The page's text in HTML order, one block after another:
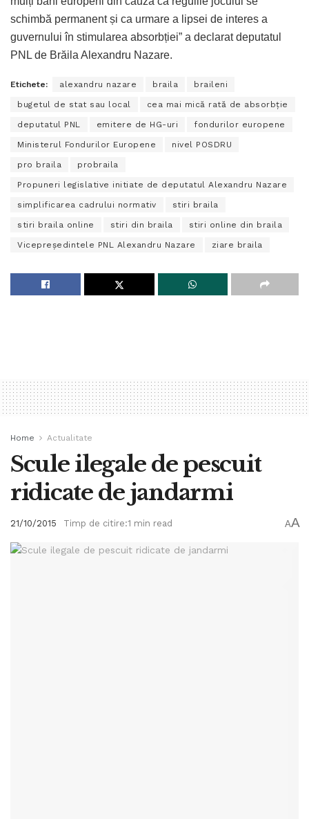
schimbă permanent și ca urmare a lipsei de interes a
guvernului în stimularea absorbției” a declarat deputatul
PNL de Brăila Alexandru Nazare.
Etichete: alexandru nazare braila braileni
bugetul de stat sau local cea mai mică rată de absorbție
deputatul PNL emitere de HG-uri fondurilor europene
Ministerul Fondurilor Europene nivel POSDRU
pro braila probraila
Propuneri legislative initiate de deputatul Alexandru Nazare
simplificarea cadrului normativ stiri braila
stiri braila online stiri din braila stiri online din braila
Vicepreședintele PNL Alexandru Nazare ziare braila
Home Actualitate
Scule ilegale de pescuit
ridicate de jandarmi
21/10/2015 Timp de citire:1 min read AA